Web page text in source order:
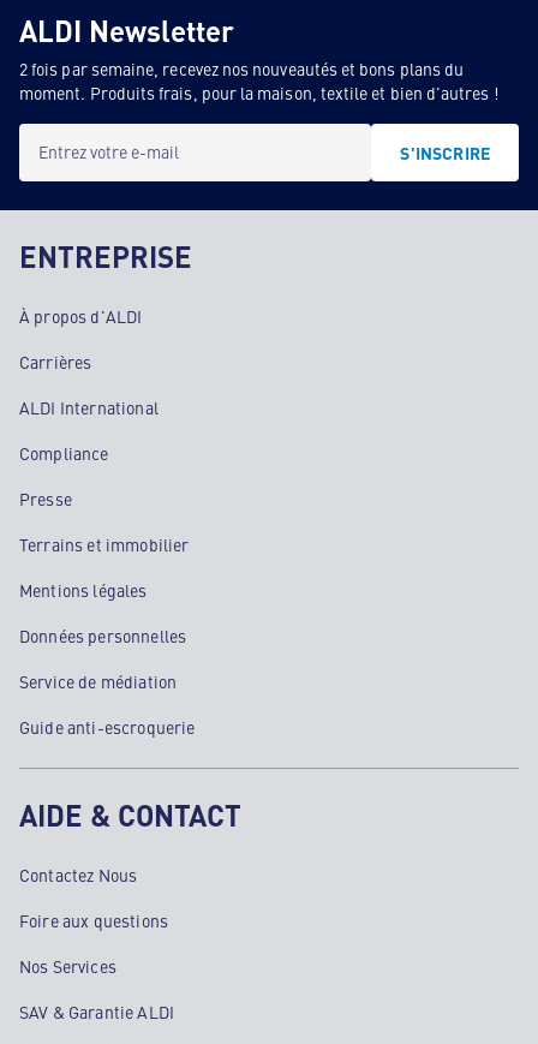
ALDI Newsletter
2 fois par semaine, recevez nos nouveautés et bons plans du
moment. Produits frais, pour la maison, textile et bien d'autres !
Entrez votre e-mail S'INSCRIRE
ENTREPRISE
À propos d'ALDI
Carrières
ALDI International
Compliance
Presse
Terrains et immobilier
Mentions légales
Données personnelles
Service de médiation
Guide anti-escroquerie
AIDE & CONTACT
Contactez Nous
Foire aux questions
Nos Services
SAV & Garantie ALDI